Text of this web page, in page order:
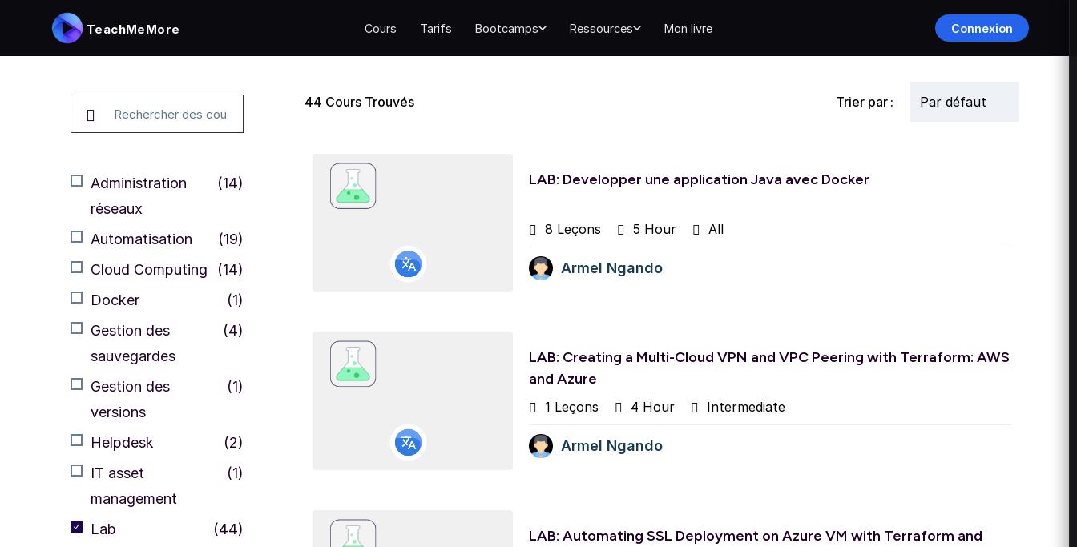
TeachMeMore Cours Tarifs Bootcamps Ressources Mon livre Connexion
Administration
réseaux
(14)
Automatisation
(19)
Cloud Computing
(14)
Docker
(1)
Gestion des
sauvegardes
(4)
Gestion des
versions
(1)
Helpdesk
(2)
IT asset
management
(1)
Lab
(44)
44 Cours Trouvés Trier par :
LAB: Developper une application Java avec Docker
8 Leçons 5 Hour All
Armel Ngando
LAB: Creating a Multi-Cloud VPN and VPC Peering with Terraform: AWS
and Azure
1 Leçons 4 Hour Intermediate
Armel Ngando
LAB: Automating SSL Deployment on Azure VM with Terraform and